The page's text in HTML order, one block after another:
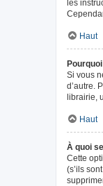
les
Haut
Si vous
d’autre.
librairie,
Haut
À quoi
Cette
(s’ils